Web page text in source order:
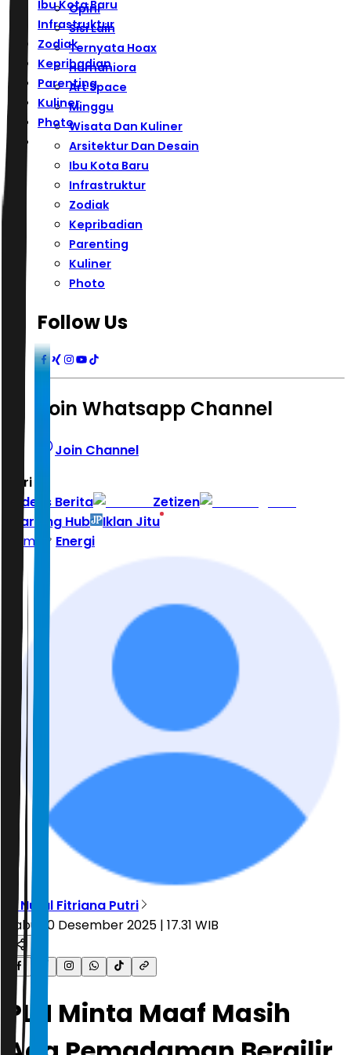
Ibu Kota Baru
Infrastruktur
Zodiak
Kepribadian
Parenting
Kuliner
Photo
Opini
Sisi Lain
Ternyata Hoax
Humaniora
Art Space
Minggu
Wisata Dan Kuliner
Arsitektur Dan Desain
Ibu Kota Baru
Infrastruktur
Zodiak
Kepribadian
Parenting
Kuliner
Photo
Follow Us
Join Whatsapp Channel
Join Channel
Hari ini
Indeks Berita
Zetizen
Learning Hub
Iklan Jitu
Home
Energi
R. Nurul Fitriana Putri
Rabu, 10 Desember 2025 | 17.31 WIB
PLN Minta Maaf Masih